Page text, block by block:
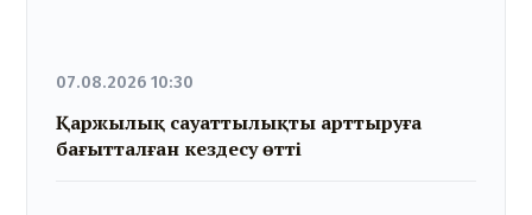
07.08.2026 10:30
Қаржылық сауаттылықты арттыруға
бағытталған кездесу өтті